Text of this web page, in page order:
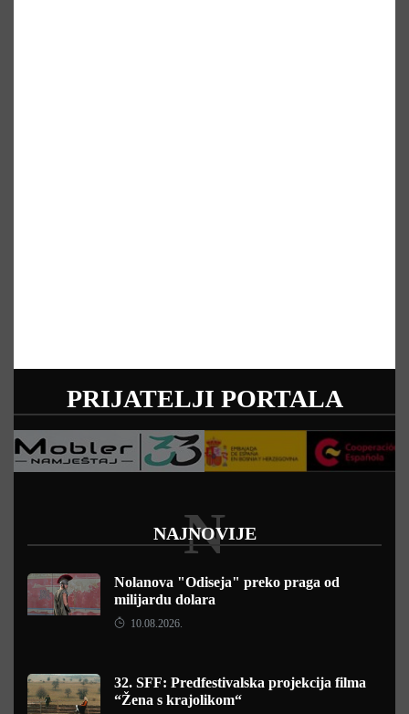
PRIJATELJI PORTALA
NAJNOVIJE
N
Nolanova "Odiseja" preko praga od
milijardu dolara
10.08.2026.
32. SFF: Predfestivalska projekcija filma
“Žena s krajolikom“